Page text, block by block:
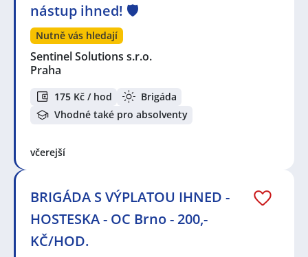
nástup ihned! 🛡️
Nutně vás hledají
Sentinel Solutions s.r.o.
Praha
175 Kč / hod
Brigáda
Vhodné také pro absolventy
včerejší
BRIGÁDA S VÝPLATOU IHNED -
HOSTESKA - OC Brno - 200,-
KČ/HOD.